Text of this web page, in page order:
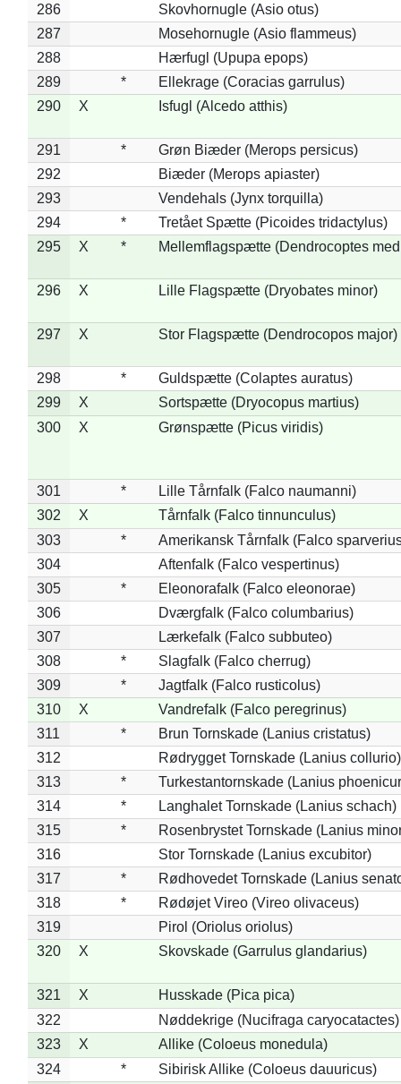
286
Skovhornugle (Asio otus)
287
Mosehornugle (Asio flammeus)
288
Hærfugl (Upupa epops)
289
*
Ellekrage (Coracias garrulus)
290
X Isfugl (Alcedo atthis)
291 *
Grøn Biæder (Merops persicus)
292
Biæder (Merops apiaster)
293
Vendehals (Jynx torquilla)
294
*
Tretået Spætte (Picoides tridactylus)
295
X * Mellemflagspætte (Dendrocoptes
296 X Lille Flagspætte (Dryobates minor)
297 X Stor Flagspætte (Dendrocopos major)
298 *
Guldspætte (Colaptes auratus)
299
X
Sortspætte (Dryocopus martius)
300
X Grønspætte (Picus viridis)
301 *
Lille Tårnfalk (Falco naumanni)
302
X
Tårnfalk (Falco tinnunculus)
303
*
Amerikansk Tårnfalk (Falco
304
Aftenfalk (Falco vespertinus)
305
*
Eleonorafalk (Falco eleonorae)
306
Dværgfalk (Falco columbarius)
307
Lærkefalk (Falco subbuteo)
308
*
Slagfalk (Falco cherrug)
309
*
Jagtfalk (Falco rusticolus)
310
X
Vandrefalk (Falco peregrinus)
311
*
Brun Tornskade (Lanius cristatus)
312
Rødrygget Tornskade (Lanius collurio)
313
*
Turkestantornskade (Lanius
314
*
Langhalet Tornskade (Lanius schach)
315
*
Rosenbrystet Tornskade (Lanius
316
Stor Tornskade (Lanius excubitor)
317
*
Rødhovedet Tornskade (Lanius
318
*
Rødøjet Vireo (Vireo olivaceus)
319
Pirol (Oriolus oriolus)
320
X Skovskade (Garrulus glandarius)
321 X
Husskade (Pica pica)
322
Nøddekrige (Nucifraga caryocatactes)
323
X
Allike (Coloeus monedula)
324
*
Sibirisk Allike (Coloeus dauuricus)